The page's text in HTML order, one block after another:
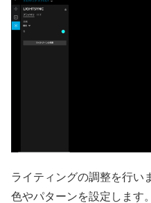
ライティングの調整を行い
色やパターンを設定します。